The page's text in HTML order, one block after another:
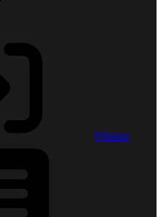
Přihlásit